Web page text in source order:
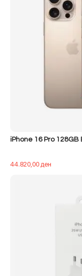
iPhone 16 Pro 128GB
44.820,00ден